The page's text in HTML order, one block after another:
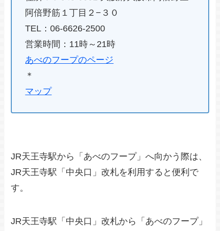
阿倍野筋１丁目２−３０
TEL：06-6626-2500
営業時間：11時～21時
あべのフープのページ
＊
マップ
JR天王寺駅から「あべのフープ」へ向かう際は、
JR天王寺駅「中央口」改札を利用すると便利で
す。
JR天王寺駅「中央口」改札から「あべのフープ」